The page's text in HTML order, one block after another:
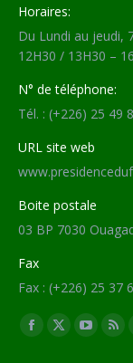
Horaires:
Du Lundi au jeudi,
12H30 / 13H30 –
N° de téléphone:
Tél. : (+226) 25 49
URL site web
Boite postale
03 BP 7030
Fax
Fax : (+226) 25 37
Trouvez nous sur :
Facebook
X